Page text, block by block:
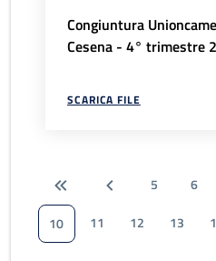
Congiuntura
Cesena - 4° trimestre
SCARICA FILE
5 6
10
11 12 13